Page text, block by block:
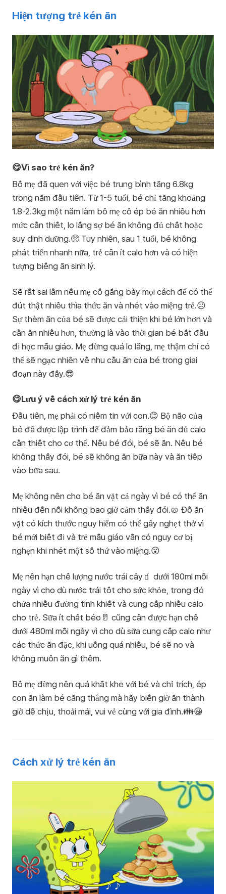
Hiện tượng trẻ kén ăn
😋Vì sao trẻ kén ăn?
Bố mẹ đã quen với việc bé trung bình tăng 6.8kg
trong năm đầu tiên. Từ 1-5 tuổi, bé chỉ tăng khoảng
1.8-2.3kg một năm làm bố mẹ cố ép bé ăn nhiều hơn
mức cần thiết, lo lắng sợ bé ăn không đủ chất hoặc
suy dinh dưỡng.🥺 Tuy nhiên, sau 1 tuổi, bé không
phát triển nhanh nữa, trẻ cần ít calo hơn và có hiện
tượng biếng ăn sinh lý.
Sẽ rất sai lầm nếu mẹ cố gắng bày mọi cách để có thể
đút thật nhiều thìa thức ăn và nhét vào miệng trẻ.☹️
Sự thèm ăn của bé sẽ được cải thiện khi bé lớn hơn và
cần ăn nhiều hơn, thường là vào thời gian bé bắt đầu
đi học mẫu giáo. Mẹ đừng quá lo lắng, mẹ thậm chí có
thể sẽ ngạc nhiên về nhu cầu ăn của bé trong giai
đoạn này đấy.😎
😋Lưu ý về cách xử lý trẻ kén ăn
Đầu tiên, mẹ phải có niềm tin với con.😊 Bộ não của
bé đã được lập trình để đảm bảo rằng bé ăn đủ calo
cần thiết cho cơ thể. Nếu bé đói, bé sẽ ăn. Nếu bé
không thấy đói, bé sẽ không ăn bữa này và ăn tiếp
vào bữa sau.
Mẹ không nên cho bé ăn vặt cả ngày vì bé có thể ăn
nhiều đến nỗi không bao giờ cảm thấy đói.🥨 Đồ ăn
vặt có kích thước nguy hiểm có thể gây nghẹt thở vì
bé mới biết đi và trẻ mẫu giáo vẫn có nguy cơ bị
nghẹn khi nhét một số thứ vào miệng.😮
Mẹ nên hạn chế lượng nước trái cây🧃 dưới 180ml mỗi
ngày vì cho dù nước trái tốt cho sức khỏe, trong đó
chứa nhiều đường tinh khiết và cung cấp nhiều calo
cho trẻ. Sữa ít chất béo🥛 cũng cần được hạn chế
dưới 480ml mỗi ngày vì cho dù sữa cung cấp calo như
các thức ăn đặc, khi uống quá nhiều, bé sẽ no và
không muốn ăn gì thêm.
Bố mẹ đừng nên quá khắt khe với bé và chỉ trích, ép
con ăn làm bé căng thẳng mà hãy biến giờ ăn thành
giờ dễ chịu, thoải mái, vui vẻ cùng với gia đình.👪😀
Cách xử lý trẻ kén ăn